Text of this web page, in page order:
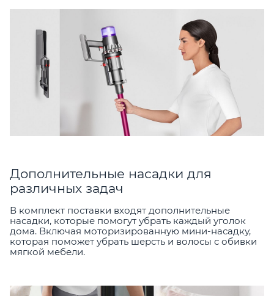
Дополнительные насадки для
различных задач
В комплект поставки входят дополнительные
насадки, которые помогут убрать каждый уголок
дома. Включая моторизированную мини-насадку,
которая поможет убрать шерсть и волосы с обивки
мягкой мебели.